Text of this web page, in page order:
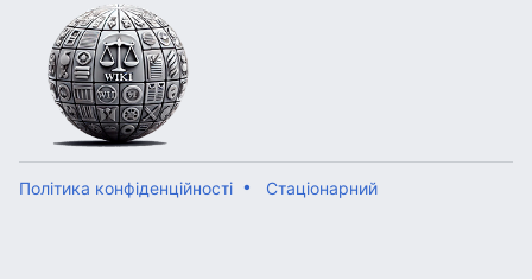
Політика конфіденційності Стаціонарний